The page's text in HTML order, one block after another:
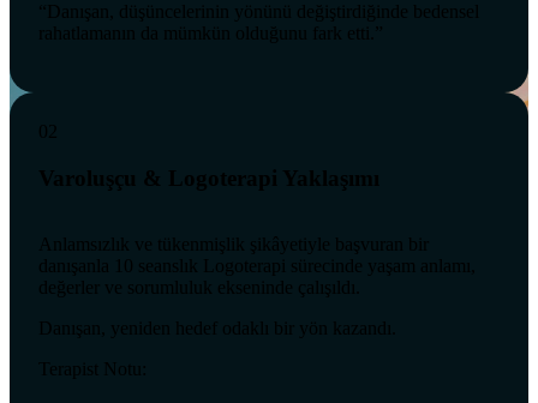
“Danışan, düşüncelerinin yönünü değiştirdiğinde bedensel
rahatlamanın da mümkün olduğunu fark etti.”
02
Varoluşçu & Logoterapi Yaklaşımı
Anlamsızlık ve tükenmişlik şikâyetiyle başvuran bir
danışanla 10 seanslık Logoterapi sürecinde yaşam anlamı,
değerler ve sorumluluk ekseninde çalışıldı.
Danışan, yeniden hedef odaklı bir yön kazandı.
Terapist Notu: